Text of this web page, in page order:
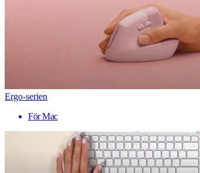
Ergo-serien
För Mac